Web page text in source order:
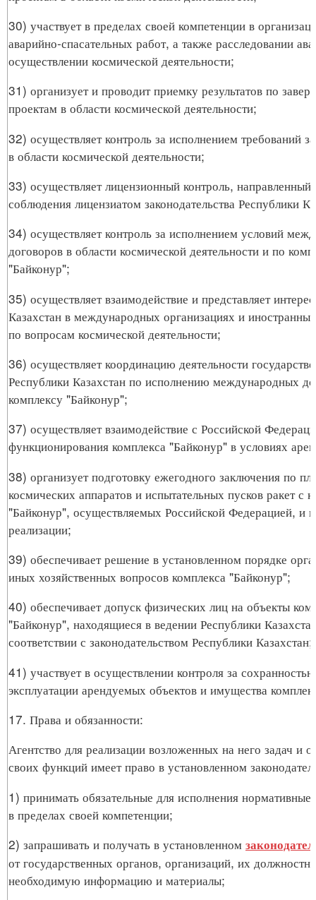
30) участвует в пределах своей компетенции в
аварийно-спасательных работ, а также расследовании
осуществлении космической деятельности;
31) организует и проводит приемку результатов по
проектам в области космической деятельности;
32) осуществляет контроль за исполнением требований
в области космической деятельности;
33) осуществляет лицензионный контроль, направленный
соблюдения лицензиатом законодательства Республики
34) осуществляет контроль за исполнением условий
договоров в области космической деятельности и по
"Байконур";
35) осуществляет взаимодействие и представляет
Казахстан в международных организациях и
по вопросам космической деятельности;
36) осуществляет координацию деятельности
Республики Казахстан по исполнению международных
комплексу "Байконур";
37) осуществляет взаимодействие с Российской
функционирования комплекса "Байконур" в условиях
38) организует подготовку ежегодного заключения по
космических аппаратов и испытательных пусков ракет с
"Байконур", осуществляемых Российской Федерацией, и
реализации;
39) обеспечивает решение в установленном порядке
иных хозяйственных вопросов комплекса "Байконур";
40) обеспечивает допуск физических лиц на объекты
"Байконур", находящиеся в ведении Республики
соответствии с законодательством Республики Казахстан;
41) участвует в осуществлении контроля за
эксплуатации арендуемых объектов и имущества
17. Права и обязанности:
Агентство для реализации возложенных на него задач и
своих функций имеет право в установленном
1) принимать обязательные для исполнения
в пределах своей компетенции;
2) запрашивать и получать в установленном
от государственных органов, организаций, их
необходимую информацию и материалы;